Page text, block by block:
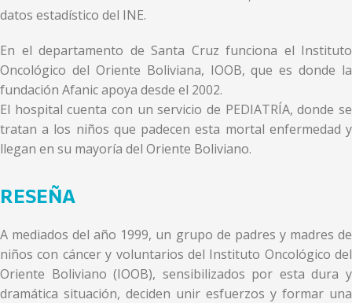
datos estadístico del INE.
En el departamento de Santa Cruz funciona el Instituto
Oncológico del Oriente Boliviana, IOOB, que es donde la
fundación Afanic apoya desde el 2002.
El hospital cuenta con un servicio de PEDIATRÍA, donde se
tratan a los niños que padecen esta mortal enfermedad y
llegan en su mayoría del Oriente Boliviano.
RESEÑA
A mediados del año 1999, un grupo de padres y madres de
niños con cáncer y voluntarios del Instituto Oncológico del
Oriente Boliviano (IOOB), sensibilizados por esta dura y
dramática situación, deciden unir esfuerzos y formar una